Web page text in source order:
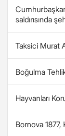
saldırısında
Taksici Murat
Boğulma
Hayvanları
Bornova